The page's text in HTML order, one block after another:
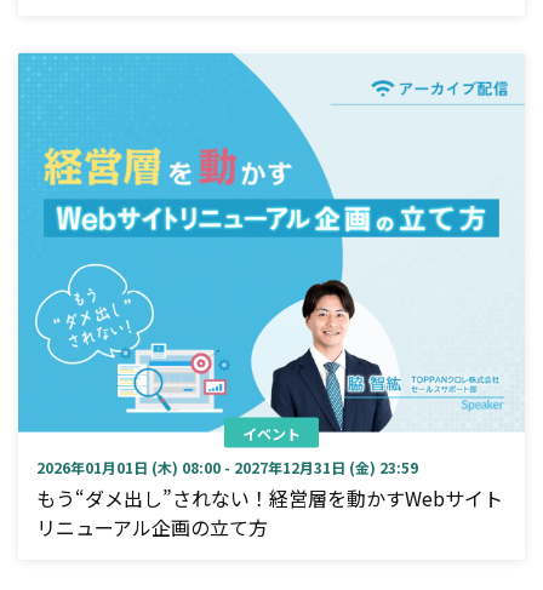
イベント
2026年01月01日 (木) 08:00 - 2027年12月31日 (金) 23:59
もう“ダメ出し”されない！経営層を動かすWebサイト
リニューアル企画の立て方